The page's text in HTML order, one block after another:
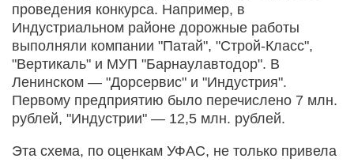
проведения конкурса. Например, в
Индустриальном районе дорожные работы
выполняли компании "Патай", "Строй-Класс",
"Вертикаль" и МУП "Барнаулавтодор". В
Ленинском — "Дорсервис" и "Индустрия".
Первому предприятию было перечислено 7 млн.
рублей, "Индустрии" — 12,5 млн. рублей.
Эта схема, по оценкам УФАС, не только привела